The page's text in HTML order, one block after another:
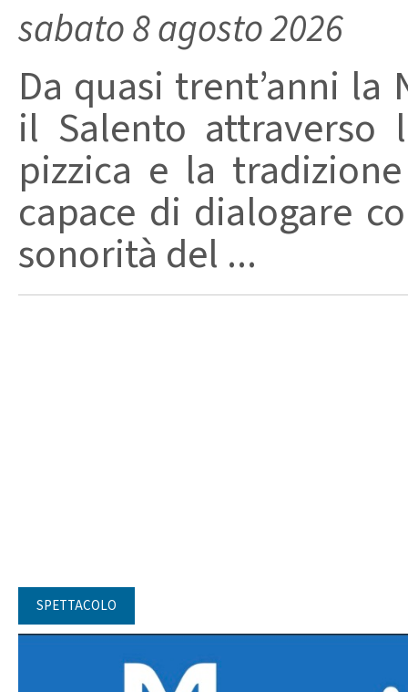
sabato 8 agosto 2026
Da quasi trent’anni
il Salento attraverso
pizzica e la
capace di dialogare
sonorità del ...
SPETTACOLO